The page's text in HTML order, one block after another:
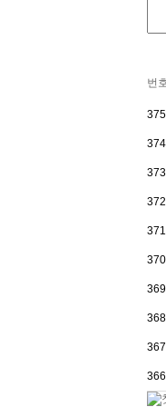
번
375
374
373
372
371
370
369
368
367
366